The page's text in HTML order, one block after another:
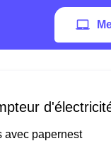
avec papernest